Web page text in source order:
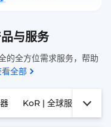
与服务
的全方位需求服务，帮助
看全部
KoR | 全球服务器